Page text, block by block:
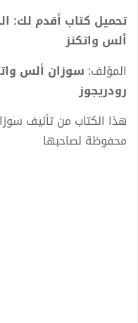
ألس واتكنز
المؤلف: سوزان ألس
رودريجوز
هذا الكتاب من تأليف
محفوظة لصاحبها